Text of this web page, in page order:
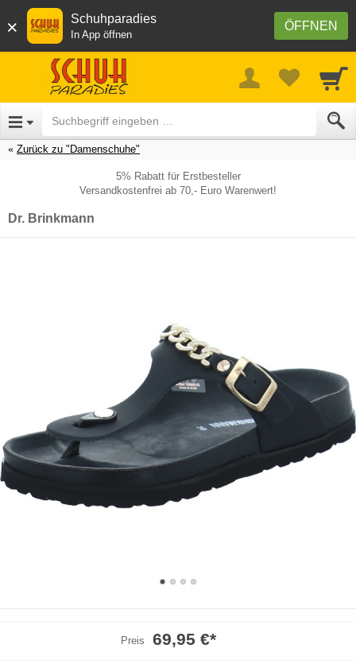
× ÖFFNEN
Schuhparadies
In App öffnen
Zurück zu "Damenschuhe"
5% Rabatt für Erstbesteller
Versandkostenfrei ab 70,- Euro Warenwert!
Dr. Brinkmann
Preis 69,95 €*